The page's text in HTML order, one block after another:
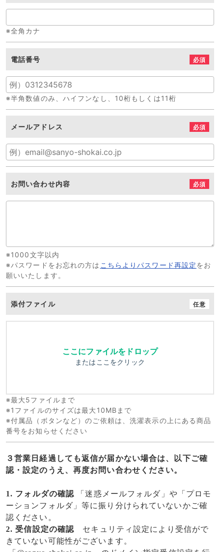
※全角カナ
電話番号 必須
※半角数値のみ、ハイフンなし、10桁もしくは11桁
メールアドレス 必須
お問い合わせ内容 必須
※1000文字以内
※パスワードをお忘れの方は こちらよりパスワード再設定をお
願いいたします。
添付ファイル 任意
ここにファイルをドロップ
またはここをクリック
※最大5ファイルまで
※1ファイルのサイズは最大10MBまで
※付属品（ボタンなど）のご依頼は、洗濯表示の上にある商品
番号をお知らせください
３営業日経過しても返信が届かない場合は、以下ご確
認・設定のうえ、再度お問い合わせください。
1. フォルダの確認 「迷惑メールフォルダ」や「プロモ
ーションフォルダ」等に振り分けられていないかご確
認ください。
2. 受信設定の確認 セキュリティ設定により受信がで
きていない可能性がございます。